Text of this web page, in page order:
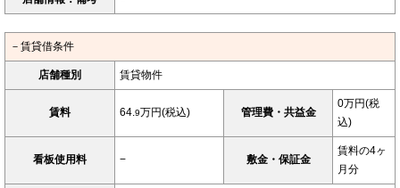
－賃貸借条件
店舗種別 賃貸物件
賃料 64. 9万円(税込) 管理費・共益金
0万円(税
込)
看板使用料 − 敷金・保証金
賃料の4ヶ
月分